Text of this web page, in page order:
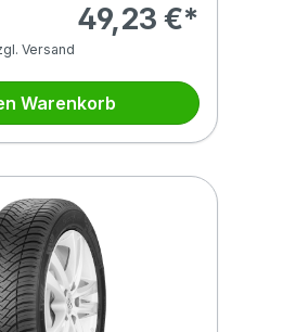
49,23 €*
Versand
Warenkorb